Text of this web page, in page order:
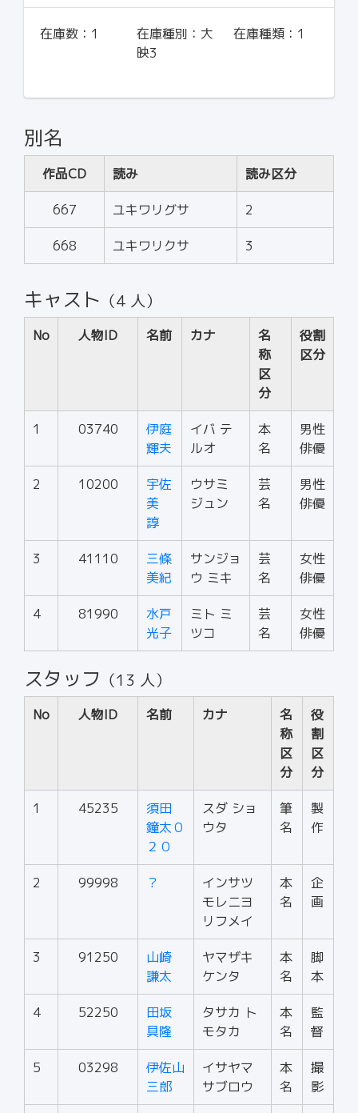
在庫数： 1 在庫種別： 大
映3
在庫種類： 1
別名
作品CD 読み 読み区分
667 ユキワリグサ 2
668 ユキワリクサ 3
キャスト （4 人）
No 人物ID 名前 カナ
名
称
区
分
役割
区分
1 03740
伊庭
輝夫
イバ テ
ルオ
本
名
男性
俳優
2 10200
宇佐
美
諄
ウサミ
ジュン
芸
名
男性
俳優
3 41110
三條
美紀
サンジョ
ウ ミキ
芸
名
女性
俳優
4 81990
水戸
光子
ミト ミ
ツコ
芸
名
女性
俳優
スタッフ （13 人）
No 人物ID 名前 カナ
名
称
区
分
役
割
区
分
1 45235
須田
鐘太０
２０
スダ ショ
ウタ
筆
名
製
作
2 99998 ？
インサツ
モレニヨ
リフメイ
本
名
企
画
3 91250
山崎
謙太
ヤマザキ
ケンタ
本
名
脚
本
4 52250
田坂
具隆
タサカ ト
モタカ
本
名
監
督
5 03298
伊佐山
三郎
イサヤマ
サブロウ
本
名
撮
影